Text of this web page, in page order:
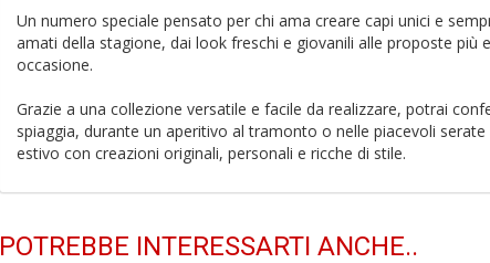
Un numero speciale pensato per chi ama creare capi unici e
amati della stagione, dai look freschi e giovanili alle proposte più
occasione.
Grazie a una collezione versatile e facile da realizzare, potrai
spiaggia, durante un aperitivo al tramonto o nelle piacevoli
estivo con creazioni originali, personali e ricche di stile.
POTREBBE INTERESSARTI ANCHE..